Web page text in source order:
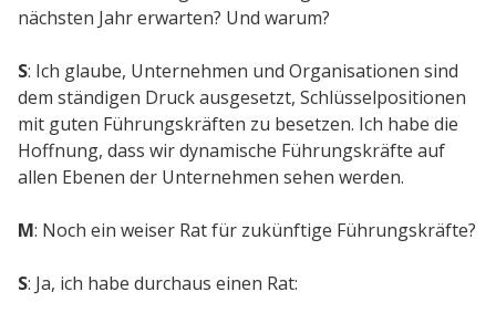
nächsten Jahr erwarten? Und warum?
S: Ich glaube, Unternehmen und Organisationen sind
dem ständigen Druck ausgesetzt, Schlüsselpositionen
mit guten Führungskräften zu besetzen. Ich habe die
Hoffnung, dass wir dynamische Führungskräfte auf
allen Ebenen der Unternehmen sehen werden.
M: Noch ein weiser Rat für zukünftige Führungskräfte?
S: Ja, ich habe durchaus einen Rat: